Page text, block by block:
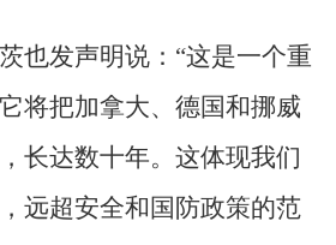
也发声明说：“这是一个重
将把加拿大、德国和挪威
长达数十年。这体现我们
远超安全和国防政策的范